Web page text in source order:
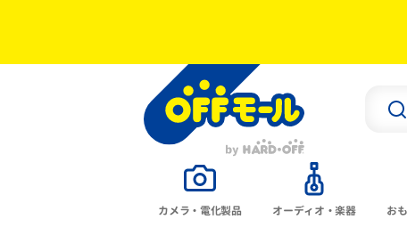
カメラ・電化製品 オーディオ・楽器 お